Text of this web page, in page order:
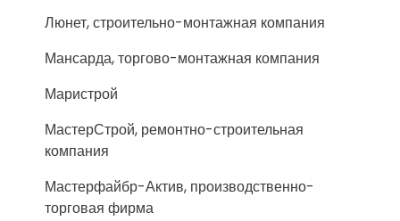
Люнет, строительно-монтажная компания
Мансарда, торгово-монтажная компания
Маристрой
МастерСтрой, ремонтно-строительная
компания
Мастерфайбр-Актив, производственно-
торговая фирма